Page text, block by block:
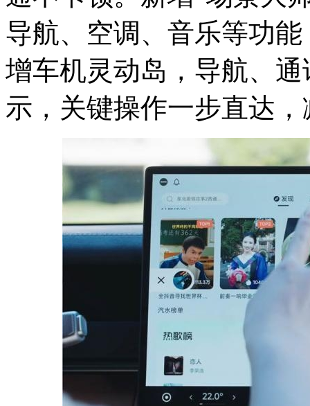
导航、空调、音乐等功
增车机灵动岛，导航、
示，关键操作一步直达